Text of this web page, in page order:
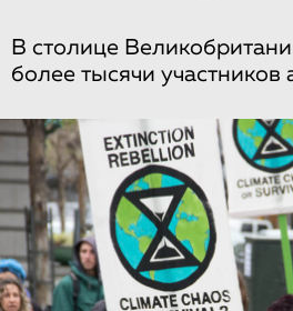
В столице
более тысячи участников